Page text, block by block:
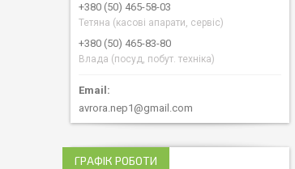
+380 (50) 465-58-03
Тетяна (касові апарати, сервіс)
+380 (50) 465-83-80
Влада (посуд, побут. техніка)
avrora.nep1@gmail.com
ГРАФІК РОБОТИ